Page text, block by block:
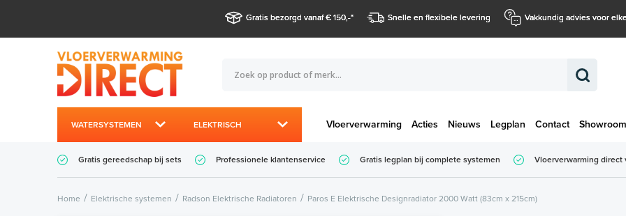
Gratis bezorgd vanaf € 150,-* Snelle en flexibele levering Vakkundig advies voor
WATERSYSTEMEN ELEKTRISCH Vloerverwarming Acties Nieuws Legplan Contact Showroom
Gratis gereedschap bij sets Professionele klantenservice Gratis legplan bij complete systemen Vloerverwarming direct
Home Elektrische systemen Radson Elektrische Radiatoren Paros E Elektrische Designradiator 2000 Watt (83cm x 215cm)